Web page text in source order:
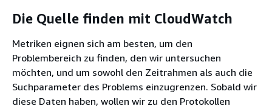
Die Quelle finden mit CloudWatch
Metriken eignen sich am besten, um den
Problembereich zu finden, den wir untersuchen
möchten, und um sowohl den Zeitrahmen als auch die
Suchparameter des Problems einzugrenzen. Sobald wir
diese Daten haben, wollen wir zu den Protokollen